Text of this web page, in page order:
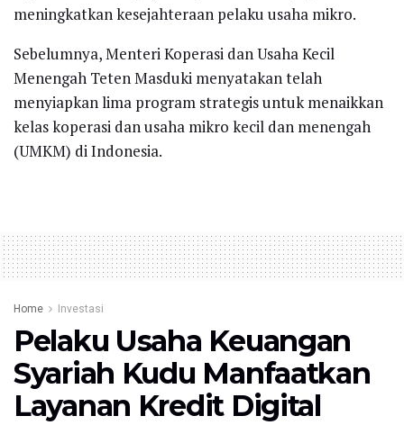
meningkatkan kesejahteraan pelaku usaha mikro.
Sebelumnya, Menteri Koperasi dan Usaha Kecil
Menengah Teten Masduki menyatakan telah
menyiapkan lima program strategis untuk menaikkan
kelas koperasi dan usaha mikro kecil dan menengah
(UMKM) di Indonesia.
Home Investasi
Pelaku Usaha Keuangan
Syariah Kudu Manfaatkan
Layanan Kredit Digital